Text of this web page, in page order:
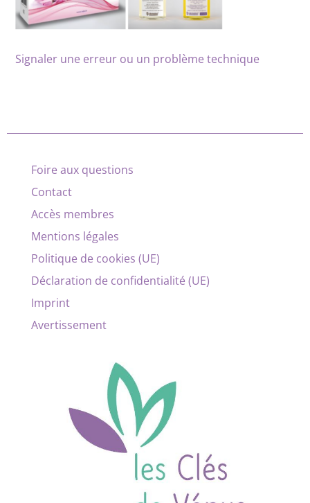
Signaler une erreur ou un problème technique
Foire aux questions
Contact
Accès membres
Mentions légales
Politique de cookies (UE)
Déclaration de confidentialité (UE)
Imprint
Avertissement